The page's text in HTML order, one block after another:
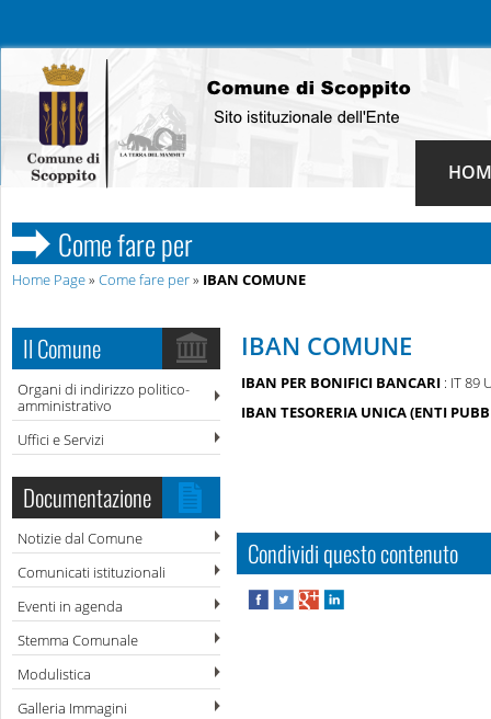
Come fare per
Home Page» Come fare per» IBAN COMUNE
Il Comune
Organi di indirizzo politico-
amministrativo
Uffici e Servizi
Documentazione
Notizie dal Comune
Comunicati istituzionali
Eventi in agenda
Stemma Comunale
Modulistica
Galleria Immagini
IBAN COMUNE
IBAN PER BONIFICI BANCARI : IT 89
IBAN TESORERIA UNICA (ENTI
Condividi questo contenuto